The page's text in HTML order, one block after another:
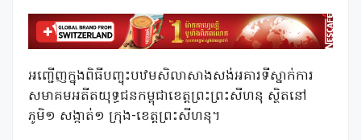
អញ្ជើញក្នុងពិធីបញ្ចុះបឋមសិលាសាងសង់អគារទីស្នាក់ការ
សមាគមអតីតយុទ្ធជនកម្ពុជាខេត្តព្រះព្រះសីហនុ ស្ថិតនៅ
ភូមិ១ សង្កាត់១ ក្រុង-ខេត្តព្រះសីហនុ។